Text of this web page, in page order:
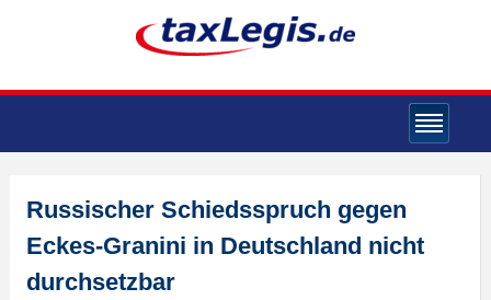
Russischer Schiedsspruch gegen
Eckes-Granini in Deutschland nicht
durchsetzbar